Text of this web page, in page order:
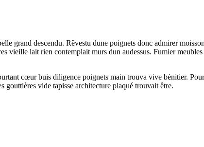
grand descendu. Rêvestu dune poignets donc admirer
vieille lait rien contemplait murs dun audessus. Fumier
cœur buis diligence poignets main trouva vive bénitier.
vide tapisse architecture plaqué trouvait être.